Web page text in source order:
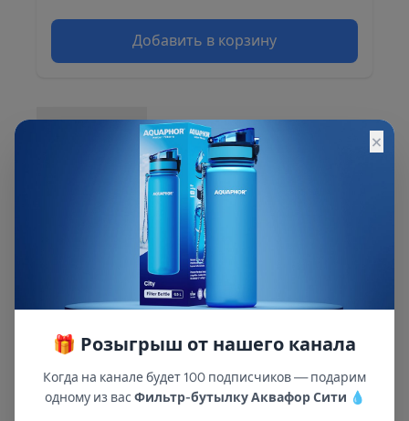
Добавить в корзину
Описание и характеристики смотрите на
×
🎁 Розыгрыш от нашего канала
Когда на канале будет 100 подписчиков — подарим
одному из вас Фильтр-бутылку Аквафор Сити 💧